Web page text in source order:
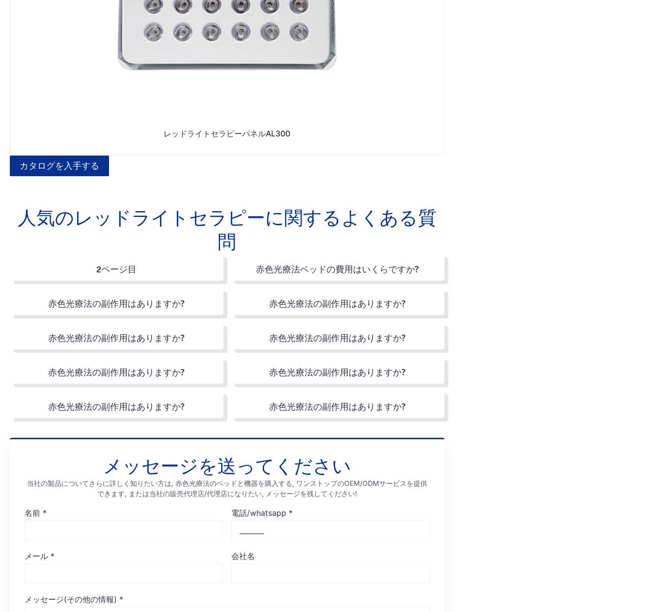
レッドライトセラピーパネルAL300
カタログを入手する
人気のレッドライトセラピーに関するよくある質
問
2ページ目 赤色光療法ベッドの費用はいくらですか?
赤色光療法の副作用はありますか? 赤色光療法の副作用はありますか?
赤色光療法の副作用はありますか? 赤色光療法の副作用はありますか?
赤色光療法の副作用はありますか? 赤色光療法の副作用はありますか?
赤色光療法の副作用はありますか? 赤色光療法の副作用はありますか?
メッセージを送ってください
当社の製品についてさらに詳しく知りたい方は, 赤色光療法のベッドと機器を購入する, ワンストップのOEM/ODMサービスを提供
できます, または当社の販売代理店/代理店になりたい, メッセージを残してください!
名前 * 電話/whatsapp *
メール * 会社名
メッセージ(その他の情報) *